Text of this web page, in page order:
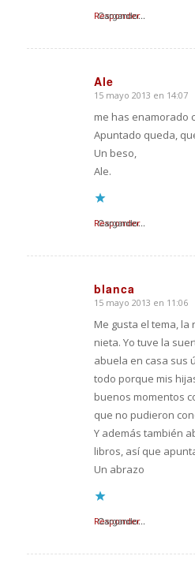
Cargando...
Responder
Ale
Dice:
15 mayo 2013 en 14:07
me has enamorado
Apuntado queda,
Un beso,
Ale.
Cargando...
Responder
blanca
Dice:
15 mayo 2013 en 11:06
Me gusta el tema, la
nieta. Yo tuve la
abuela en casa sus
todo porque mis
buenos momentos
que no pudieron
Y además también
libros, así que
Un abrazo
Cargando...
Responder